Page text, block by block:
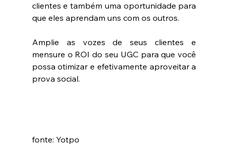
clientes e também uma oportunidade para
que eles aprendam uns com os outros.
Amplie as vozes de seus clientes e
mensure o ROI do seu UGC para que você
possa otimizar e efetivamente aproveitar a
prova social.
fonte: Yotpo